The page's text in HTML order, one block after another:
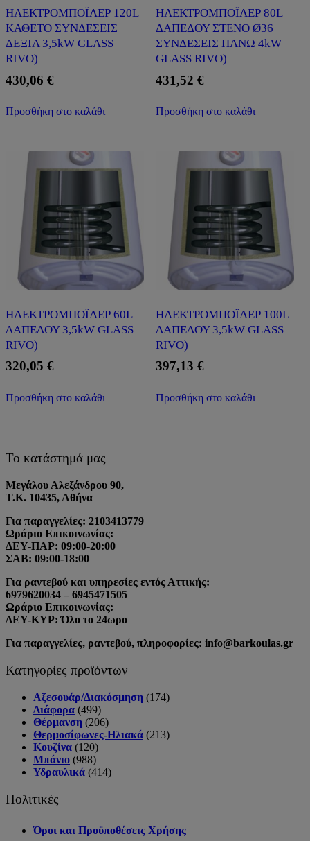
ΗΛΕΚΤΡΟΜΠΟΪΛΕΡ 120L
ΚΑΘΕΤΟ ΣΥΝΔΕΣΕΙΣ
ΔΕΞΙΑ 3,5kW GLASS
RIVO)
430,06 €
Προσθήκη στο καλάθι
ΗΛΕΚΤΡΟΜΠΟΪΛΕΡ 80L
ΔΑΠΕΔΟΥ ΣΤΕΝΟ Ø36
ΣΥΝΔΕΣΕΙΣ ΠΑΝΩ 4kW
GLASS RIVO)
431,52 €
Προσθήκη στο καλάθι
ΗΛΕΚΤΡΟΜΠΟΪΛΕΡ 60L
ΔΑΠΕΔΟΥ 3,5kW GLASS
RIVO)
320,05 €
Προσθήκη στο καλάθι
ΗΛΕΚΤΡΟΜΠΟΪΛΕΡ 100L
ΔΑΠΕΔΟΥ 3,5kW GLASS
RIVO)
397,13 €
Προσθήκη στο καλάθι
Το κατάστημά μας
Μεγάλου Αλεξάνδρου 90,
Τ.Κ. 10435, Αθήνα
Για παραγγελίες: 2103413779
Ωράριο Επικοινωνίας:
ΔΕΥ-ΠΑΡ: 09:00-20:00
ΣΑΒ: 09:00-18:00
Για ραντεβού και υπηρεσίες εντός Αττικής:
6979620034 – 6945471505
Ωράριο Επικοινωνίας:
ΔΕΥ-ΚΥΡ: Όλο το 24ωρο
Για παραγγελίες, ραντεβού, πληροφορίες: info@barkoulas.gr
Κατηγορίες προϊόντων
Αξεσουάρ/Διακόσμηση (174)
Διάφορα (499)
Θέρμανση (206)
Θερμοσίφωνες-Ηλιακά (213)
Κουζίνα (120)
Μπάνιο (988)
Υδραυλικά (414)
Πολιτικές
Όροι και Προϋποθέσεις Χρήσης